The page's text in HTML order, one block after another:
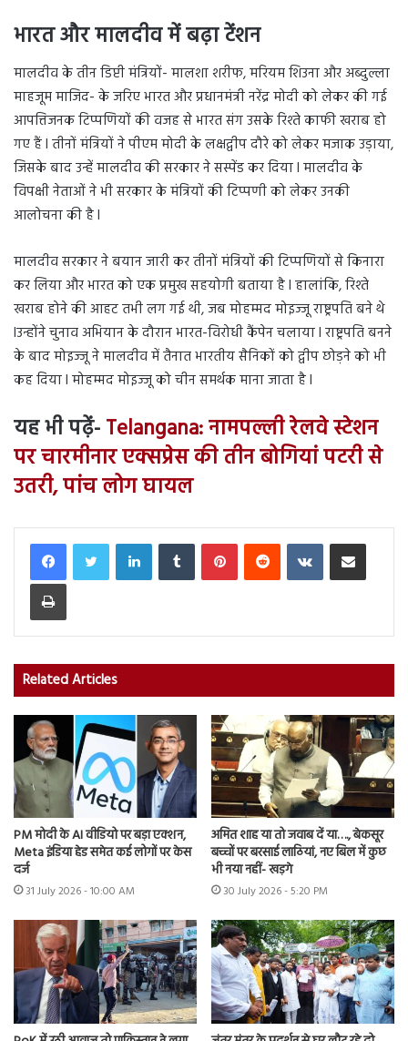
भारत और मालदीव में बढ़ा टेंशन
मालदीव के तीन डिप्टी मंत्रियों- मालशा शरीफ, मरियम शिउना और अब्दुल्ला
माहजूम माजिद- के जरिए भारत और प्रधानमंत्री नरेंद्र मोदी को लेकर की गई
आपत्तिजनक टिप्पणियों की वजह से भारत संग उसके रिश्ते काफी खराब हो
गए हैं l तीनों मंत्रियों ने पीएम मोदी के लक्षद्वीप दौरे को लेकर मजाक उड़ाया,
जिसके बाद उन्हें मालदीव की सरकार ने सस्पेंड कर दिया l मालदीव के
विपक्षी नेताओं ने भी सरकार के मंत्रियों की टिप्पणी को लेकर उनकी
आलोचना की है l
मालदीव सरकार ने बयान जारी कर तीनों मंत्रियों की टिप्पणियों से किनारा
कर लिया और भारत को एक प्रमुख सहयोगी बताया है l हालांकि, रिश्ते
खराब होने की आहट तभी लग गई थी, जब मोहम्मद मोइज्जू राष्ट्रपति बने थे
lउन्होंने चुनाव अभियान के दौरान भारत-विरोधी कैंपेन चलाया l राष्ट्रपति बनने
के बाद मोइज्जू ने मालदीव में तैनात भारतीय सैनिकों को द्वीप छोड़ने को भी
कह दिया l मोहम्मद मोइज्जू को चीन समर्थक माना जाता है l
यह भी पढ़ें-Telangana: नामपल्ली रेलवे स्टेशन
पर चारमीनार एक्सप्रेस की तीन बोगियां पटरी से
उतरी, पांच लोग घायल
LinkedInTumblr PinterestReddit VKontakteShare via Email
Print
Related Articles
PM मोदी के AI वीडियो पर बड़ा एक्शन,
Meta इंडिया हेड समेत कई लोगों पर केस
दर्ज
31 July 2026 - 10:00 AM
अमित शाह या तो जवाब दें या…., बेकसूर
बच्चों पर बरसाई लाठियां, नए बिल में कुछ
भी नया नहीं- खड़गे
30 July 2026 - 5:20 PM